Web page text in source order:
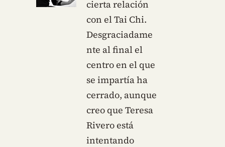
cierta relación
con el Tai Chi.
Desgraciadame
nte al final el
centro en el que
se impartía ha
cerrado, aunque
creo que Teresa
Rivero está
intentando